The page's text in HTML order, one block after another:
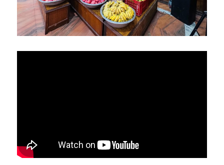
大洋洲
寺院